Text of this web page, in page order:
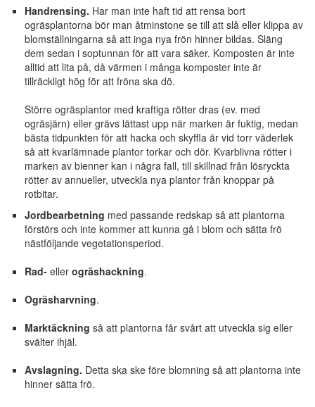
Handrensing. Har man inte haft tid att rensa bort
ogräsplantorna bör man åtminstone se till att slå eller klippa av
blomställningarna så att inga nya frön hinner bildas. Släng
dem sedan i soptunnan för att vara säker. Komposten är inte
alltid att lita på, då värmen i många komposter inte är
tillräckligt hög för att fröna ska dö.
Större ogräsplantor med kraftiga rötter dras (ev. med
ogräsjärn) eller grävs lättast upp när marken är fuktig, medan
bästa tidpunkten för att hacka och skyffla är vid torr väderlek
så att kvarlämnade plantor torkar och dör. Kvarblivna rötter i
marken av bienner kan i några fall, till skillnad från lösryckta
rötter av annueller, utveckla nya plantor från knoppar på
rotbitar.
Jordbearbetning med passande redskap så att plantorna
förstörs och inte kommer att kunna gå i blom och sätta frö
nästföljande vegetationsperiod.
Rad- eller ogräshackning.
Ogräsharvning.
Marktäckning så att plantorna får svårt att utveckla sig eller
svälter ihjäl.
Avslagning. Detta ska ske före blomning så att plantorna inte
hinner sätta frö.